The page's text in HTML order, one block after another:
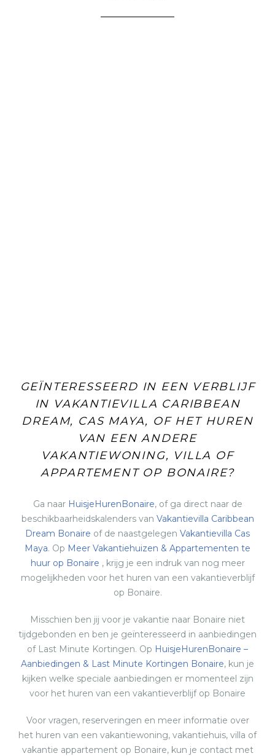
GEÏNTERESSEERD IN EEN VERBLIJF
IN VAKANTIEVILLA CARIBBEAN
DREAM, CAS MAYA, OF HET HUREN
VAN EEN ANDERE
VAKANTIEWONING, VILLA OF
APPARTEMENT OP BONAIRE?
Ga naar HuisjeHurenBonaire, of ga direct naar de
beschikbaarheidskalenders van Vakantievilla Caribbean
Dream Bonaire of de naastgelegen Vakantievilla Cas
Maya. Op Meer Vakantiehuizen & Appartementen te
huur op Bonaire , krijg je een indruk van nog meer
mogelijkheden voor het huren van een vakantieverblijf
op Bonaire.
Misschien ben jij voor je vakantie naar Bonaire niet
tijdgebonden en ben je geïnteresseerd in aanbiedingen
of Last Minute Kortingen. Op HuisjeHurenBonaire –
Aanbiedingen & Last Minute Kortingen Bonaire, kun je
kijken welke speciale aanbiedingen er momenteel zijn
voor het huren van een vakantieverblijf op Bonaire
Voor vragen, reserveringen en meer informatie over
het huren van een vakantiewoning, vakantiehuis, villa of
vakantie appartement op Bonaire, kun je contact met